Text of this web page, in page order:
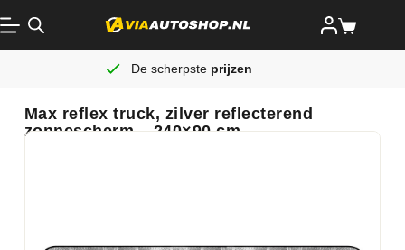
De scherpste prijzen
Max reflex truck, zilver reflecterend
zonnescherm – 240×90 cm